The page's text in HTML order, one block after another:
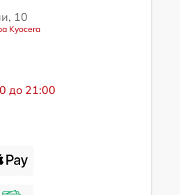
10
Kyocera
до 21:00